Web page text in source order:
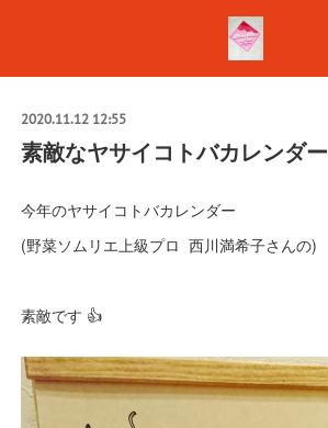
2020.11.12 12:55
素敵なヤサイコトバカレンダー
今年のヤサイコトバカレンダー
(野菜ソムリエ上級プロ 西川満希子さんの)
素敵です 👍